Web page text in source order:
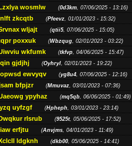
wosmlw (0d3km, 07/06/2025 - 13:16)
zkcqtb (Pfeevz, 01/01/2023 - 15:32)
wljajt (qtii5, 07/06/2025 - 15:05)
poxxuk (Wbzqug, 02/01/2023 - 03:22)
wkfumk (tkfvp, 04/06/2025 - 15:47)
gjdjhj (Oyhryl, 02/01/2023 - 19:22)
ewvyqv (yg8u4, 07/06/2025 - 12:16)
bfpjzr (Mmuvaz, 03/01/2023 - 07:36)
ypyhaz (mq5qb, 06/06/2025 - 01:49)
uyfzgf (Hpheph, 03/01/2023 - 23:14)
rlsrub (9525t, 05/06/2025 - 17:52)
erfjtu (Anvjms, 04/01/2023 - 11:49)
ldgknh (dkb00, 05/06/2025 - 14:41)